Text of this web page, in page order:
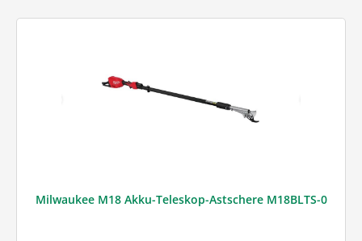
Milwaukee M18 Akku-Teleskop-Astschere M18BLTS-0